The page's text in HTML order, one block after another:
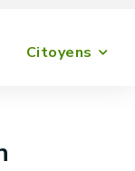
Citoyens